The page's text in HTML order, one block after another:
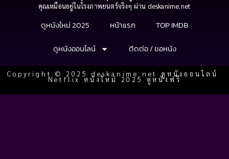
คุณเหมือนอยู่ในโรงภาพยนตร์จริงๆ ผ่าน deskanime.net
ดูหนังใหม่ 2025 หน้าแรก
TOP IMDB
ดูหนังออนไลน์
ติดต่อ / ขอหนัง
Copyright © 2025 deskanime.net ดูหนังออนไลน์
Netflix หนังใหม่ 2025 ดูหนังฟรี